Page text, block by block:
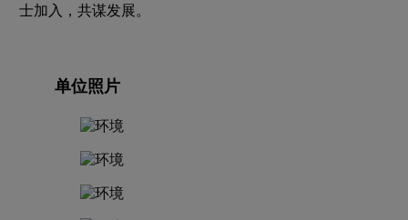
士加入，共谋发展。
单位照片